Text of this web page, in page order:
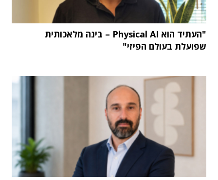
"העתיד הוא Physical AI – בינה מלאכותית
שפועלת בעולם הפיזי"